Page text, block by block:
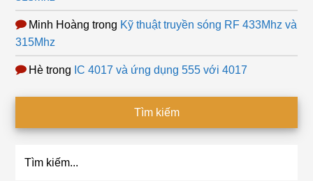
Minh Hoàng trong Kỹ thuật truyền sóng RF 433Mhz và
315Mhz
Hè trong IC 4017 và ứng dụng 555 với 4017
Tìm kiếm